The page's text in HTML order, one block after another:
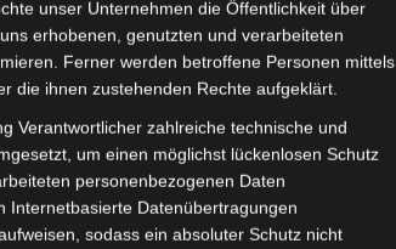
6 KM/H
€ *
WÄHLEN
der
Produktseite
gewählt
werden
unser Unternehmen die Öffentlichkeit über
erhobenen, genutzten und verarbeiteten
Ferner werden betroffene Personen mittels
die ihnen zustehenden Rechte aufgeklärt.
Verantwortlicher zahlreiche technische und
um einen möglichst lückenlosen Schutz
personenbezogenen Daten
Internetbasierte Datenübertragungen
sodass ein absoluter Schutz nicht